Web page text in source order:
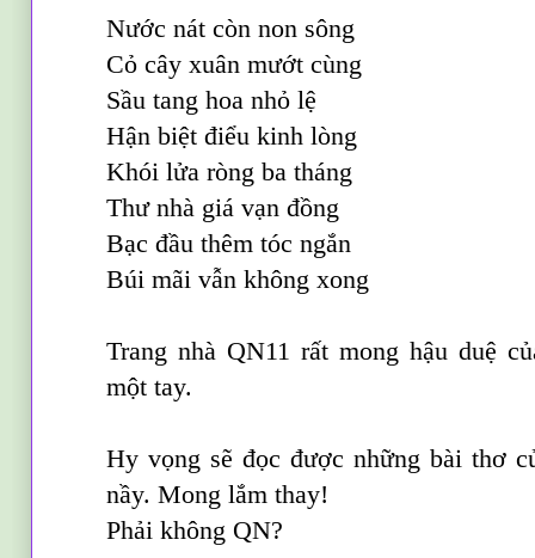
Nước nát còn non sông
Cỏ cây xuân mướt cùng
Sầu tang hoa nhỏ lệ
Hận biệt điểu kinh lòng
Khói lửa ròng ba tháng
Thư nhà giá vạn đồng
Bạc đầu thêm tóc ngắn
Búi mãi vẫn không xong
Trang nhà QN11 rất mong hậu duệ
một tay.
Hy vọng sẽ đọc được những bài thơ
nầy. Mong lắm thay!
Phải không QN?